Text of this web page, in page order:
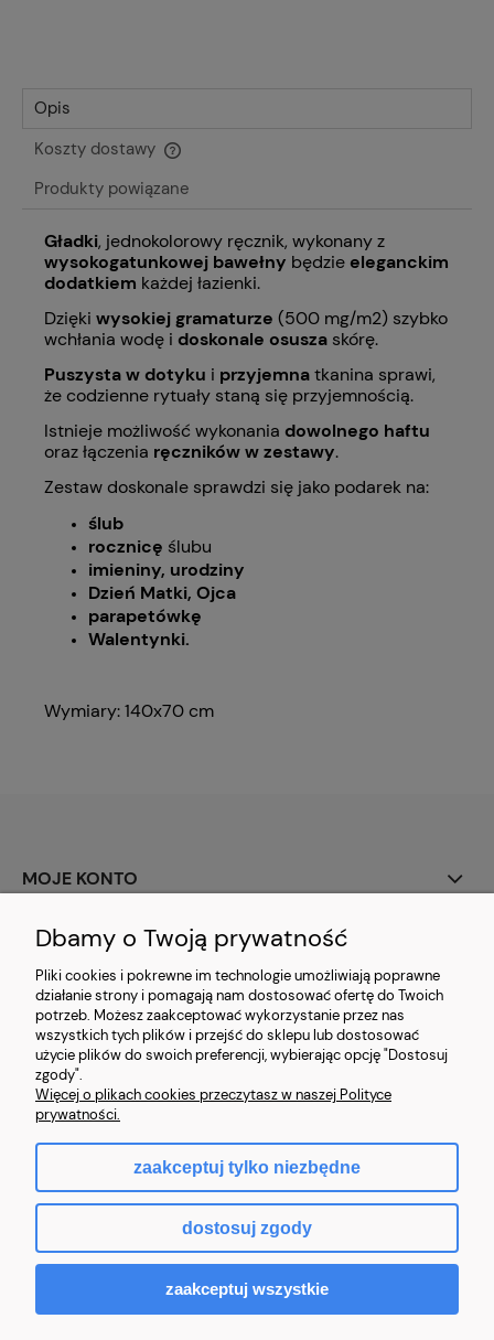
Opis
Koszty dostawy
Cena nie zawiera ewentualnych kosztów płatności
Produkty powiązane
Gładki, jednokolorowy ręcznik, wykonany z
wysokogatunkowej bawełny będzie eleganckim
dodatkiem każdej łazienki.
Dzięki wysokiej gramaturze (500 mg/m2) szybko
wchłania wodę i doskonale osusza skórę.
Puszysta w dotyku i przyjemnatkanina sprawi,
że codzienne rytuały staną się przyjemnością.
Istnieje możliwość wykonania dowolnego haftu
oraz łączenia ręczników w zestawy.
Zestaw doskonale sprawdzi się jako podarek na:
ślub
rocznicę ślubu
imieniny, urodziny
Dzień Matki, Ojca
parapetówkę
Walentynki.
Wymiary: 140x70 cm
MOJE KONTO
PŁATNOŚCI I DOSTAWA
INFORMACJE
Złote Nici 2022
Sklep internetowy Shoper.pl
Dbamy o Twoją prywatność
Pliki cookies i pokrewne im technologie umożliwiają poprawne
działanie strony i pomagają nam dostosować ofertę do Twoich
potrzeb. Możesz zaakceptować wykorzystanie przez nas
wszystkich tych plików i przejść do sklepu lub dostosować
użycie plików do swoich preferencji, wybierając opcję "Dostosuj
zgody".
Więcej o plikach cookies przeczytasz w naszej Polityce
prywatności.
zaakceptuj tylko niezbędne
dostosuj zgody
zaakceptuj wszystkie